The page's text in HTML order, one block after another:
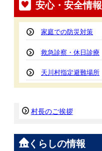
安心・安全情報
家庭での防災対策
救急診察・休日診療
天川村指定避難場所
村長のご挨拶
くらしの情報